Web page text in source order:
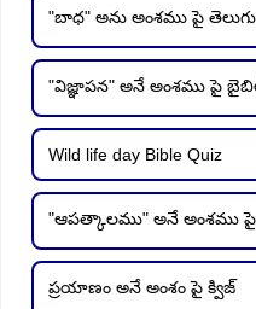
"బాధ" అను అంశము పై
"విజ్ఞాపన" అనే అంశము పై
Wild life day Bible Quiz
"ఆపత్కాలము" అనే అంశము పై
ప్రయాణం అనే అంశం పై క్విజ్